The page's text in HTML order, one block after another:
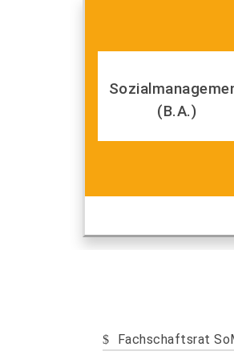
(B.A.)
Fachschaftsrat